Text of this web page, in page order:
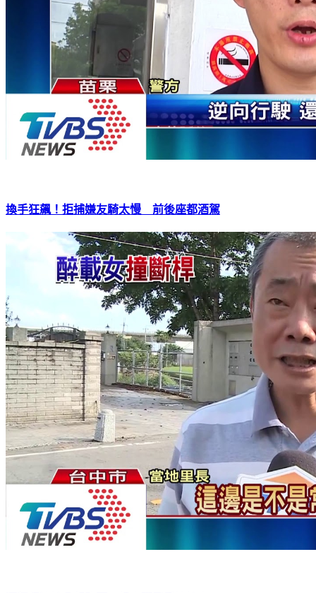
換手狂飆！拒捕嫌友騎太慢 前後座都酒駕